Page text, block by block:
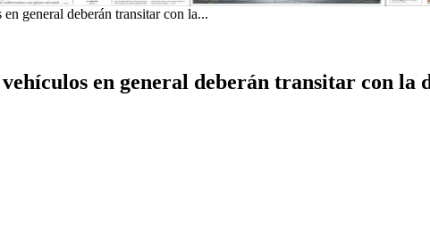
general deberán transitar con la...
en general deberán transitar con la